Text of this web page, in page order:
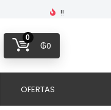
!!
0
₲0
OFERTAS